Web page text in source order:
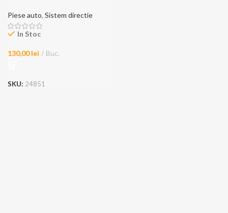
Piese auto, Sistem directie
In Stoc
130,00lei Buc.
SKU: 24851